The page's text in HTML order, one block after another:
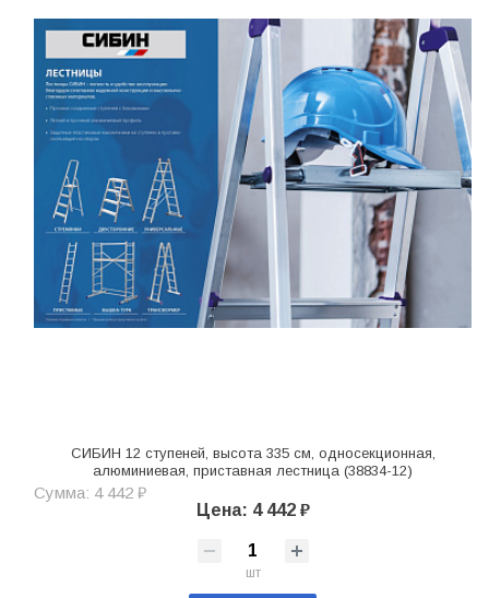
СИБИН 12 ступеней, высота 335 см, односекционная,
алюминиевая, приставная лестница (38834-12)
Сумма: 4 442 ₽
Цена: 4 442 ₽
шт